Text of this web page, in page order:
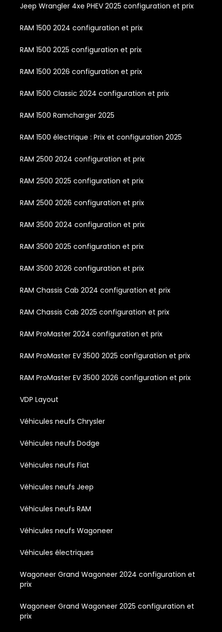
Jeep Wrangler 4xe PHEV 2025 configuration et prix
RAM 1500 2024 configuration et prix
RAM 1500 2025 configuration et prix
RAM 1500 2026 configuration et prix
RAM 1500 Classic 2024 configuration et prix
RAM 1500 Ramcharger 2025
RAM 1500 électrique : Prix et configuration 2025
RAM 2500 2024 configuration et prix
RAM 2500 2025 configuration et prix
RAM 2500 2026 configuration et prix
RAM 3500 2024 configuration et prix
RAM 3500 2025 configuration et prix
RAM 3500 2026 configuration et prix
RAM Chassis Cab 2024 configuration et prix
RAM Chassis Cab 2025 configuration et prix
RAM ProMaster 2024 configuration et prix
RAM ProMaster EV 3500 2025 configuration et prix
RAM ProMaster EV 3500 2026 configuration et prix
VDP Layout
Véhicules neufs Chrysler
Véhicules neufs Dodge
Véhicules neufs Fiat
Véhicules neufs Jeep
Véhicules neufs RAM
Véhicules neufs Wagoneer
Véhicules électriques
Wagoneer Grand Wagoneer 2024 configuration et
prix
Wagoneer Grand Wagoneer 2025 configuration et
prix